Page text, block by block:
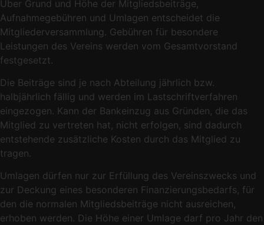
Über Grund und Höhe der Mitgliedsbeiträge,
Aufnahmegebühren und Umlagen entscheidet die
Mitgliederversammlung. Gebühren für besondere
Leistungen des Vereins werden vom Gesamtvorstand
festgesetzt.
Die Beiträge sind je nach Abteilung jährlich bzw.
halbjährlich fällig und werden im Lastschriftverfahren
eingezogen. Kann der Bankeinzug aus Gründen, die das
Mitglied zu vertreten hat, nicht erfolgen, sind dadurch
entstehende zusätzliche Kosten durch das Mitglied zu
tragen.
Umlagen dürfen nur zur Erfüllung des Vereinszwecks und
zur Deckung eines besonderen Finanzierungsbedarfs, für
den die normalen Mitgliedsbeiträge nicht ausreichen,
erhoben werden. Die Höhe einer Umlage darf pro Jahr den